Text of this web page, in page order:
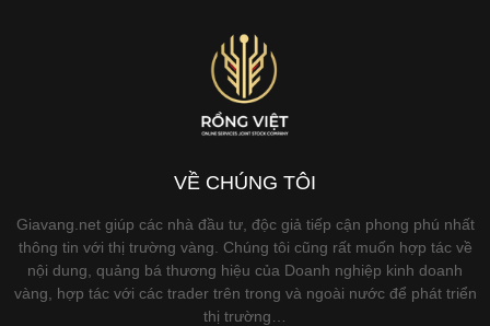
VỀ CHÚNG TÔI
Giavang.net giúp các nhà đầu tư, độc giả tiếp cận phong phú nhất
thông tin với thị trường vàng. Chúng tôi cũng rất muốn hợp tác về
nội dung, quảng bá thương hiệu của Doanh nghiệp kinh doanh
vàng, hợp tác với các trader trên trong và ngoài nước để phát triển
thị trường…